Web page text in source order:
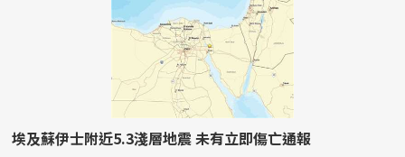
埃及蘇伊士附近5.3淺層地震 未有立即傷亡通報